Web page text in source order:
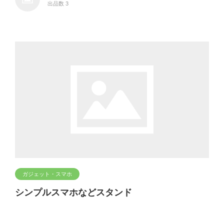
出品数 3
ガジェット・スマホ
シンプルスマホなどスタンド